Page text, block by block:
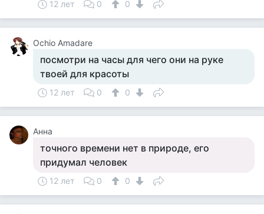
12 лет 0 0
Ochio Amadare
посмотри на часы для чего они на руке
твоей для красоты
12 лет 0 0
Анна
точного времени нет в природе, его
придумал человек
12 лет 0 0